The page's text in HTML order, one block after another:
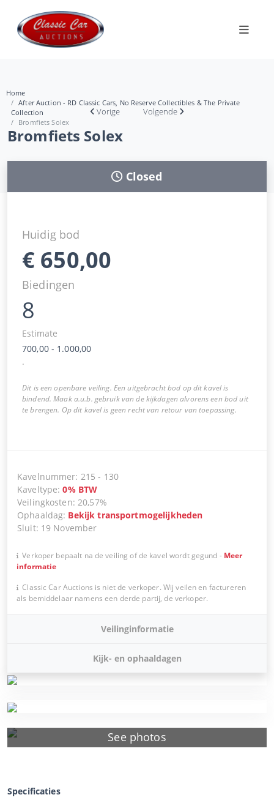
Home
After Auction - RD Classic Cars, No Reserve Collectibles & The Private
Collection
Bromfiets Solex
Vorige Volgende
Bromfiets Solex
See photos
Closed
Huidig bod
€ 650,00
Biedingen
8
Estimate
700,00- 1.000,00
.
Dit is een openbare veiling. Een uitgebracht bod op dit kavel is
bindend. Maak a.u.b. gebruik van de kijkdagen alvorens een bod uit
te brengen. Op dit kavel is geen recht van retour van toepassing.
Kavelnummer: 215 - 130
Kaveltype:0% BTW
Veilingkosten:20,57%
Ophaaldag: Bekijk transportmogelijkheden
Sluit: 19 November
Verkoper bepaalt na de veiling of de kavel wordt gegund - Meer
informatie
Classic Car Auctions is niet de verkoper. Wij veilen en factureren
als bemiddelaar namens een derde partij, de verkoper.
Veilinginformatie
Kijk- en ophaaldagen
Specificaties